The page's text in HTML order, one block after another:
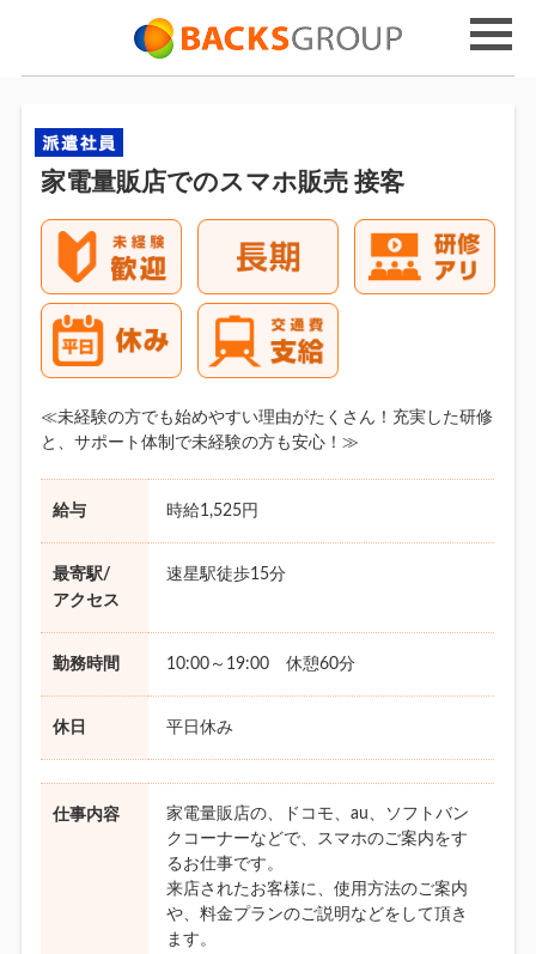
家電量販店でのスマホ販売 接客
≪未経験の方でも始めやすい理由がたくさん！充実した研修
と、サポート体制で未経験の方も安心！≫
給与 時給1,525円
最寄駅/
アクセス
速星駅徒歩15分
勤務時間 10:00～19:00 休憩60分
休日 平日休み
仕事内容
家電量販店の、ドコモ、au、ソフトバン
クコーナーなどで、スマホのご案内をす
るお仕事です。
来店されたお客様に、使用方法のご案内
や、料金プランのご説明などをして頂き
ます。